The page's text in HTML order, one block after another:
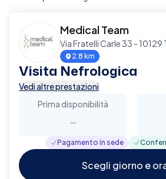
Medical Team
Via Fratelli Carle 33 - 10129
2.8 km
Visita Nefrologica
Vedi altre prestazioni
Prima disponibilità
-
Pagamento in sede
Scegli giorno e